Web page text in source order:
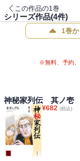
この作品の1巻
シリーズ作品(4件)
1巻
※無料、予約、
神秘家列伝 其ノ壱
¥682 (税込)